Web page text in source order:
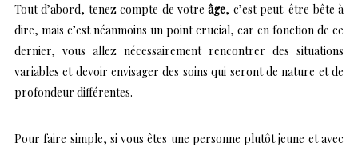
Tout d’abord, tenez compte de votreâge, c’est peut-être bête à
dire, mais c’est néanmoins un point crucial, car en fonction de ce
dernier, vous allez nécessairement rencontrer des situations
variables et devoir envisager des soins qui seront de nature et de
profondeur différentes.
Pour faire simple, si vous êtes une personne plutôt jeune et avec